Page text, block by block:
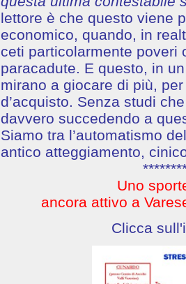
lettore è che questo viene
economico, quando, in
ceti particolarmente poveri
paracadute. E questo, in
mirano a giocare di più,
d’acquisto. Senza studi
davvero succedendo a
Siamo tra l’automatismo
antico atteggiamento,
Uno
ancora attivo a
Clicca